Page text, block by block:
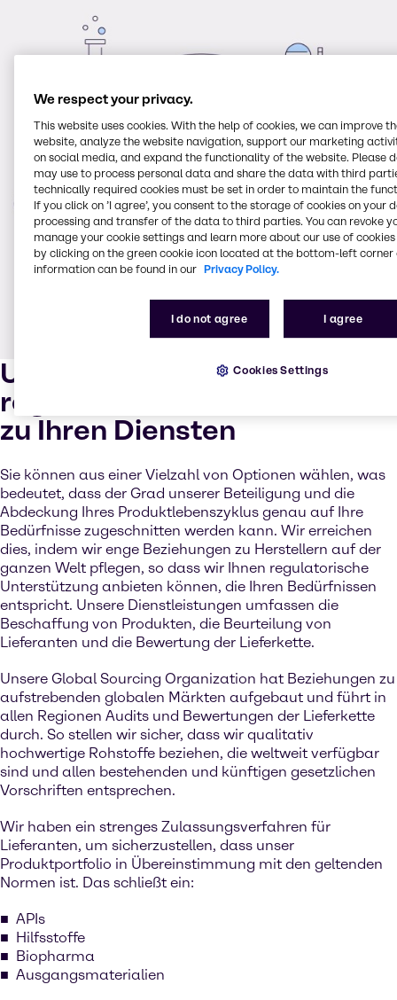
Umfassendes
regulatorisches Fachwissen
zu Ihren Diensten
Sie können aus einer Vielzahl von Optionen wählen, was
bedeutet, dass der Grad unserer Beteiligung und die
Abdeckung Ihres Produktlebenszyklus genau auf Ihre
Bedürfnisse zugeschnitten werden kann. Wir erreichen
dies, indem wir enge Beziehungen zu Herstellern auf der
ganzen Welt pflegen, so dass wir Ihnen regulatorische
Unterstützung anbieten können, die Ihren Bedürfnissen
entspricht. Unsere Dienstleistungen umfassen die
Beschaffung von Produkten, die Beurteilung von
Lieferanten und die Bewertung der Lieferkette.
Unsere Global Sourcing Organization hat Beziehungen zu
aufstrebenden globalen Märkten aufgebaut und führt in
allen Regionen Audits und Bewertungen der Lieferkette
durch. So stellen wir sicher, dass wir qualitativ
hochwertige Rohstoffe beziehen, die weltweit verfügbar
sind und allen bestehenden und künftigen gesetzlichen
Vorschriften entsprechen.
Wir haben ein strenges Zulassungsverfahren für
Lieferanten, um sicherzustellen, dass unser
Produktportfolio in Übereinstimmung mit den geltenden
Normen ist. Das schließt ein:
APIs
Hilfsstoffe
Biopharma
Ausgangsmaterialien
We respect your privacy.
This website uses cookies. With the help of cookies, we can improve
website, analyze the website navigation, support our marketing
on social media, and expand the functionality of the website. Please
may use to process personal data and share the data with third
technically required cookies must be set in order to maintain the
If you click on ’I agree’, you consent to the storage of cookies on your
processing and transfer of the data to third parties. You can revoke
manage your cookie settings and learn more about our use of cookies
by clicking on the green cookie icon located at the bottom-left corner
information can be found in our Privacy Policy.
I do not agree I agree
Cookies Settings